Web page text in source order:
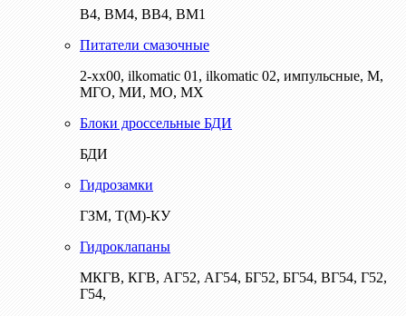
В4, ВМ4, ВВ4, ВМ1
Питатели смазочные
2-хх00, ilkomatic 01, ilkomatic 02, импульсные, М,
МГО, МИ, МО, МХ
Блоки дроссельные БДИ
БДИ
Гидрозамки
ГЗМ, Т(М)-КУ
Гидроклапаны
МКГВ, КГВ, АГ52, АГ54, БГ52, БГ54, ВГ54, Г52,
Г54,